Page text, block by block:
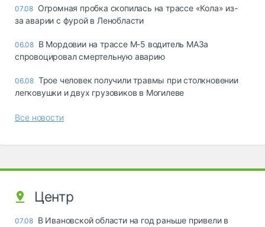
07.08 Огромная пробка скопилась на трассе «Кола» из-
за аварии с фурой в Ленобласти
06.08 В Мордовии на трассе М-5 водитель МАЗа
спровоцировал смертельную аварию
06.08 Трое человек получили травмы при столкновении
легковушки и двух грузовиков в Могилеве
Все новости
Центр
07.08 В Ивановской области на год раньше привели в